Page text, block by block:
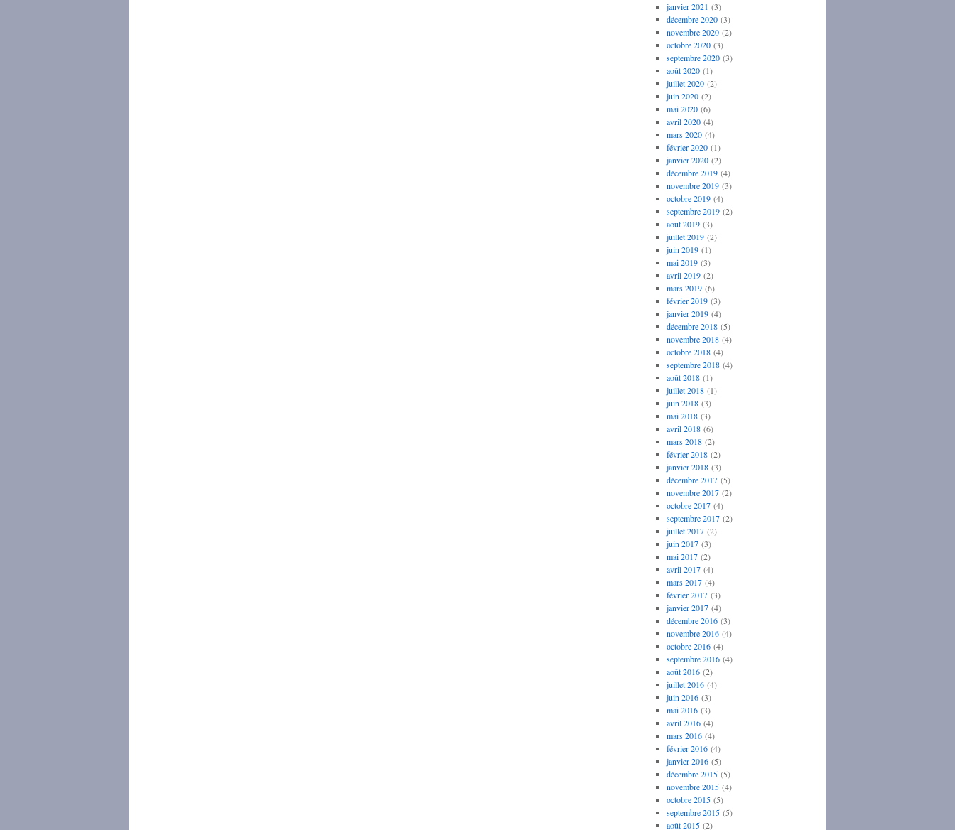
janvier 2021 (3)
décembre 2020(3)
novembre 2020(2)
octobre 2020(3)
septembre 2020(3)
août 2020(1)
juillet 2020(2)
juin 2020(2)
mai 2020(6)
avril 2020(4)
mars 2020(4)
février 2020(1)
janvier 2020(2)
décembre 2019(4)
novembre 2019(3)
octobre 2019(4)
septembre 2019(2)
août 2019(3)
juillet 2019(2)
juin 2019(1)
mai 2019(3)
avril 2019(2)
mars 2019(6)
février 2019(3)
janvier 2019(4)
décembre 2018(5)
novembre 2018(4)
octobre 2018(4)
septembre 2018(4)
août 2018(1)
juillet 2018(1)
juin 2018(3)
mai 2018(3)
avril 2018(6)
mars 2018(2)
février 2018(2)
janvier 2018(3)
décembre 2017(5)
novembre 2017(2)
octobre 2017(4)
septembre 2017(2)
juillet 2017(2)
juin 2017(3)
mai 2017(2)
avril 2017(4)
mars 2017(4)
février 2017(3)
janvier 2017(4)
décembre 2016(3)
novembre 2016(4)
octobre 2016(4)
septembre 2016(4)
août 2016(2)
juillet 2016(4)
juin 2016(3)
mai 2016(3)
avril 2016(4)
mars 2016(4)
février 2016(4)
janvier 2016(5)
décembre 2015(5)
novembre 2015(4)
octobre 2015(5)
septembre 2015(5)
août 2015(2)